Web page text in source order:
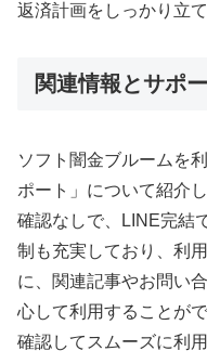
返済計画をしっかり立
関連情報とサポ
ソフト闇金ブルームを
ポート」について紹介
確認なしで、LINE完結
制も充実しており、利
に、関連記事やお問い
心して利用することが
確認してスムーズに利